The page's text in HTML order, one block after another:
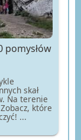
pomysłów
skał
Na terenie
które
...